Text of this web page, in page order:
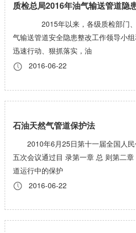
质检总局2016年油气输送管道隐
2015年以来，各级质检部门、
气输送管道安全隐患整改工作领导小
迅速行动、狠抓落实，油
2016-06-22
石油天然气管道保护法
2010年6月25日第十一届全国人
五次会议通过目 录第一章 总 则第二
道运行中的保护
2016-06-22